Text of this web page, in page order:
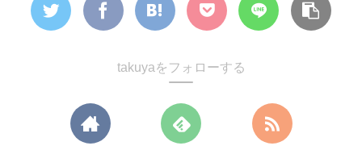
takuyaをフォローする